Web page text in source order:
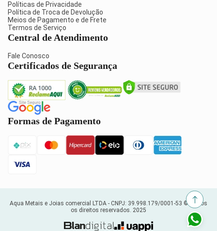
Políticas de Privacidade
Política de Troca de Devolução
Meios de Pagamento e de Frete
Termos de Serviço
Central de Atendimento
Fale Conosco
Certificados de Segurança
Formas de Pagamento
Aqua Metais e Joias comercial LTDA - CNPJ: 39.998.179/0001-53 © Todos
os direitos reservados. 2025